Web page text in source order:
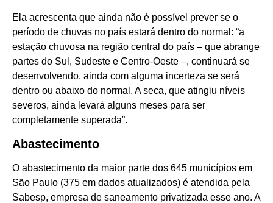
Ela acrescenta que ainda não é possível prever se o
período de chuvas no país estará dentro do normal: “a
estação chuvosa na região central do país – que abrange
partes do Sul, Sudeste e Centro-Oeste –, continuará se
desenvolvendo, ainda com alguma incerteza se será
dentro ou abaixo do normal. A seca, que atingiu níveis
severos, ainda levará alguns meses para ser
completamente superada”.
Abastecimento
O abastecimento da maior parte dos 645 municípios em
São Paulo (375 em dados atualizados) é atendida pela
Sabesp, empresa de saneamento privatizada esse ano. A